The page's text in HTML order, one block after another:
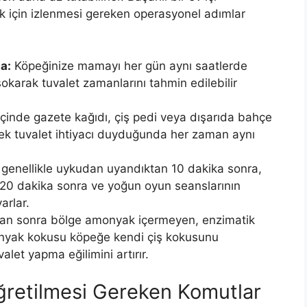
izlenmesi gereken operasyonel adımlar
Köpeğinize mamayı her gün aynı saatlerde
tuvalet zamanlarını tahmin edilebilir
gazete kağıdı, çiş pedi veya dışarıda bahçe
tuvalet ihtiyacı duyduğunda her zaman aynı
uykudan uyandıktan 10 dakika sonra,
dakika sonra ve yoğun oyun seanslarının
sonra bölge amonyak içermeyen, enzimatik
kokusu köpeğe kendi çiş kokusunu
yapma eğilimini artırır.
Gereken Komutlar